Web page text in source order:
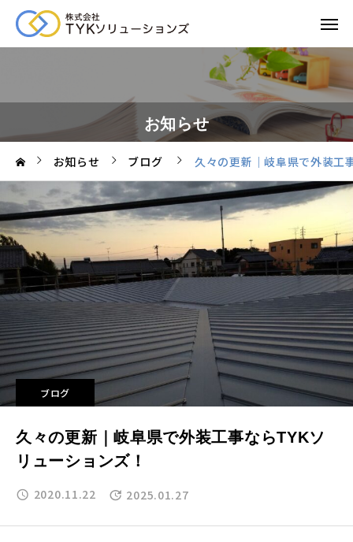
お知らせ
お知らせ ブログ 久々の更新｜岐阜県で外装工
ブログ
久々の更新｜岐阜県で外装工事ならTYKソ
リューションズ！
2020.11.22 2025.01.27